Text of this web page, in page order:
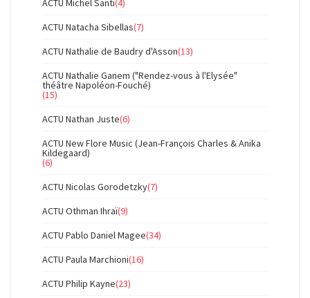
ACTU Natacha Sibellas(7)
ACTU Nathalie de Baudry d'Asson(13)
ACTU Nathalie Ganem ("Rendez-vous à l'Elysée"
théâtre Napoléon-Fouché)
(15)
ACTU Nathan Juste(6)
ACTU New Flore Music (Jean-François Charles & Anika
Kildegaard)
(6)
ACTU Nicolas Gorodetzky(7)
ACTU Othman Ihraï(9)
ACTU Pablo Daniel Magee(34)
ACTU Paula Marchioni(16)
ACTU Philip Kayne(23)